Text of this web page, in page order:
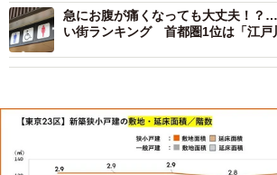
急にお腹が痛くなっても大丈夫！？
い街ランキング 首都圏1位は「江戸